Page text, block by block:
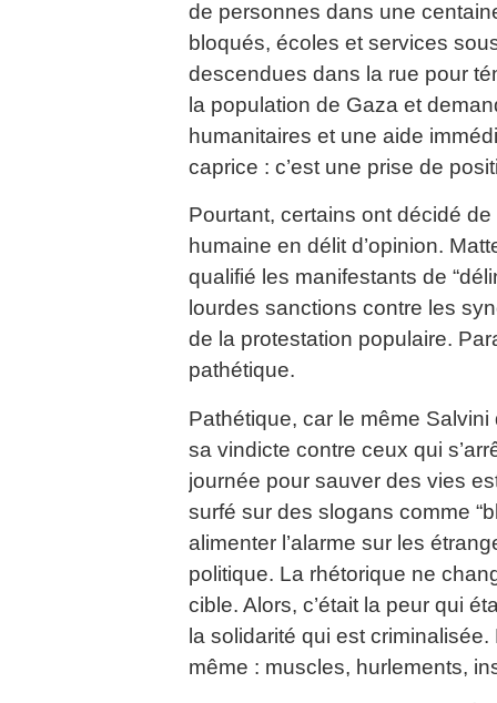
de personnes dans une
bloqués, écoles et services
descendues dans la rue pour
la population de Gaza et
humanitaires et une aide
caprice : c’est une prise de
Pourtant, certains ont décidé
humaine en délit d’opinion.
qualifié les manifestants de
lourdes sanctions contre les
de la protestation populaire.
pathétique.
Pathétique, car le même
sa vindicte contre ceux qui
journée pour sauver des vies
surfé sur des slogans comme
alimenter l’alarme sur les
politique. La rhétorique ne
cible. Alors, c’était la peur qui
la solidarité qui est
même : muscles, hurlements,